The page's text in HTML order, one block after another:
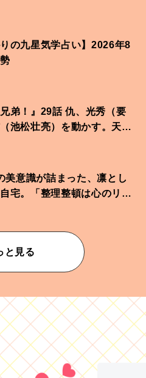
りの九星気学占い】2026年8
弟！』29話 仇、光秀（要
池松壮亮）を動かす。天下
美意識が詰まった、凛とし
宅。「整理整頓は心のリズ
と見る